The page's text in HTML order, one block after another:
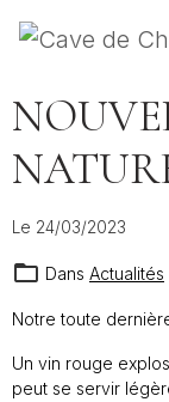
Le 24/03/2023
Dans Actualités
Notre toute
Un vin rouge
peut se servir